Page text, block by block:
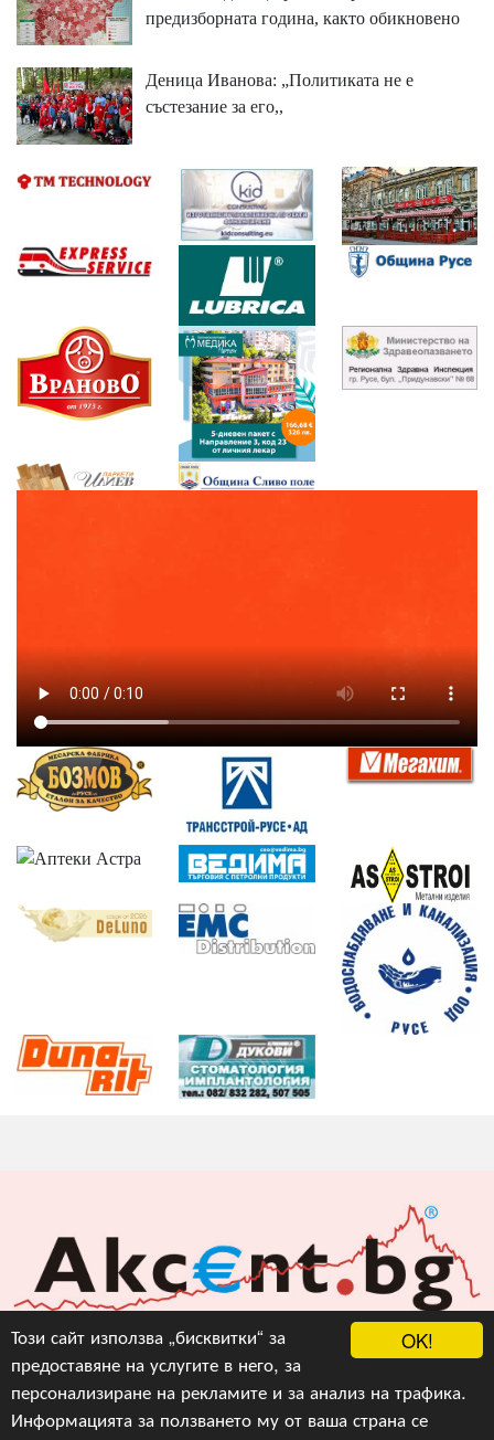
OK!
Този сайт използва „бисквитки“ за
предоставяне на услугите в него, за
персонализиране на рекламите и за анализ на трафика.
Информацията за ползването му от ваша страна се
предизборната година, както обикновено
Деница Иванова: „Политиката не е
състезание за его,,
Акцент БГ ЕООД
info@akcent.bg
Facebook